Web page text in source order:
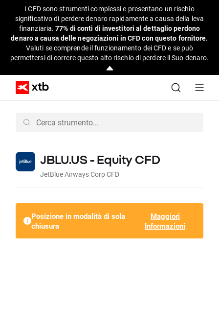
I CFD sono strumenti complessi e presentano un rischio
significativo di perdere denaro rapidamente a causa della leva
finanziaria.77% di conti di investitori al dettaglio perdono
denaro a causa delle negoziazioni in CFD con questo fornitore.
Valuti se comprende il funzionamento dei CFD e se può
permettersi di correre questo alto rischio di perdere il Suo denaro.
JBLU.US - Equity CFD
JetBlue Airways Corp CFD
Posizione in modalità di sola
chiusura
Maggiori
Informazioni